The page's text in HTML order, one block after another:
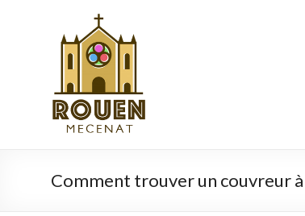
rouen-
mecenat.fr
Comment trouver un couvreur